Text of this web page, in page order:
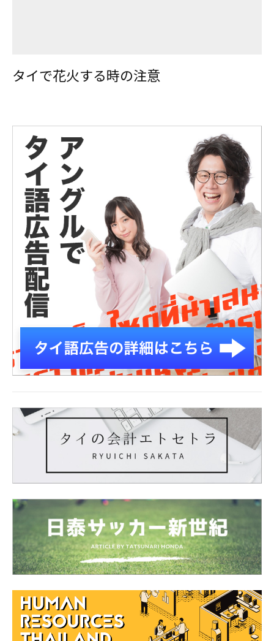
タイで花火する時の注意